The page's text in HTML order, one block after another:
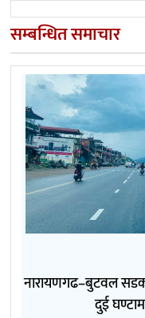
सम्बन्धित समाचार
नारायणगढ–बुटवल सडक
दुई